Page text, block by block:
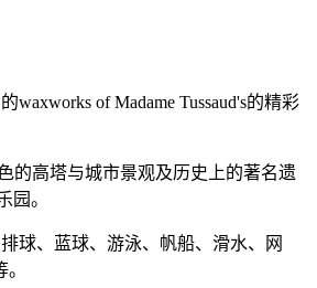
waxworks of Madame Tussaud's的精彩
的高塔与城市景观及历史上的著名遗
园。
球、蓝球、游泳、帆船、滑水、网